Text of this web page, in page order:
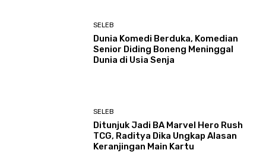
SELEB
Dunia Komedi Berduka, Komedian
Senior Diding Boneng Meninggal
Dunia di Usia Senja
SELEB
Ditunjuk Jadi BA Marvel Hero Rush
TCG, Raditya Dika Ungkap Alasan
Keranjingan Main Kartu